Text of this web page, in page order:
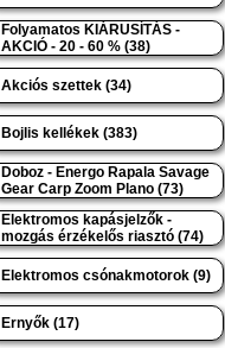
Folyamatos KIÁRUSÍTÁS -
AKCIÓ - 20 - 60 % (38)
Akciós szettek (34)
Bojlis kellékek (383)
Doboz - Energo Rapala Savage
Gear Carp Zoom Plano (73)
Elektromos kapásjelzők -
mozgás érzékelős riasztó (74)
Elektromos csónakmotorok (9)
Ernyők (17)